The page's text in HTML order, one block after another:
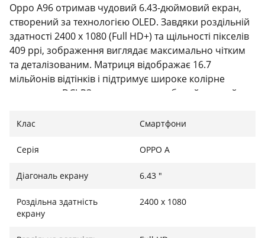
Oppo A96 отримав чудовий 6.43-дюймовий екран,
створений за технологією OLED. Завдяки роздільній
здатності 2400 х 1080 (Full HD+) та щільності пікселів
409 ppi, зображення виглядає максимально чітким
та деталізованим. Матриця відображає 16.7
мільйонів відтінків і підтримує широке колірне
охоплення DCI-P3, що гарантує глибокий чорний
або фотографій. Фронтальна камера акуратно
споживати контент.
Збалансована продуктивність та швидка
Серцем смартфона є енергоефективний 8-ядерний
Клас Смартфони
Серія OPPO A
Діагональ екрану 6.43 "
Роздільна здатність
екрану
2400 х 1080